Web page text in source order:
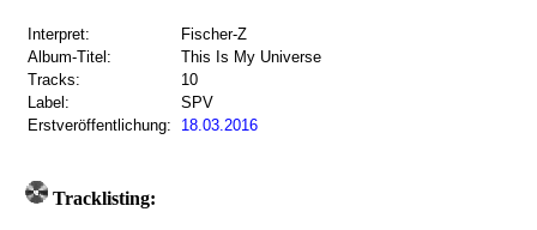
Interpret:
Fischer-Z
Album-Titel:
This Is My Universe
Tracks:
10
Label:
SPV
Erstveröffentlichung:
18.03.2016
Tracklisting: